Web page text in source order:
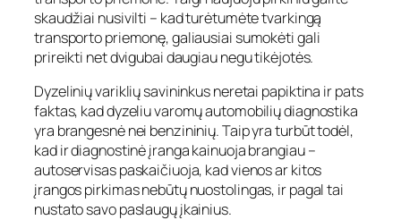
skaudžiai nusivilti – kad turėtumėte tvarkingą
transporto priemonę, galiausiai sumokėti gali
prireikti net dvigubai daugiau negu tikėjotės.
Dyzelinių variklių savininkus neretai papiktina ir pats
faktas, kad dyzeliu varomų automobilių diagnostika
yra brangesnė nei benzininių. Taip yra turbūt todėl,
kad ir diagnostinė įranga kainuoja brangiau –
autoservisas paskaičiuoja, kad vienos ar kitos
įrangos pirkimas nebūtų nuostolingas, ir pagal tai
nustato savo paslaugų įkainius.